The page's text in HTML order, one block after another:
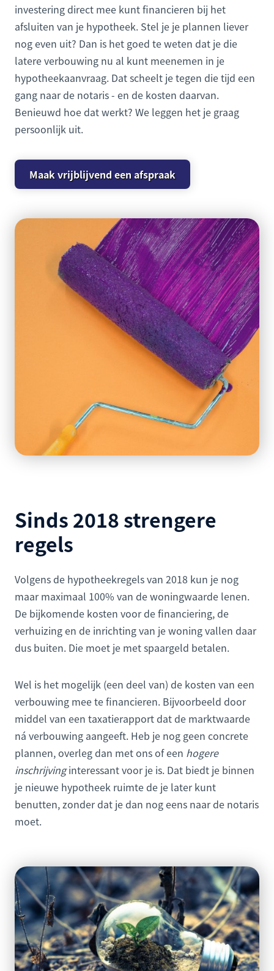
investering direct mee kunt financieren bij het
afsluiten van je hypotheek. Stel je je plannen liever
nog even uit? Dan is het goed te weten dat je die
latere verbouwing nu al kunt meenemen in je
hypotheekaanvraag. Dat scheelt je tegen die tijd een
gang naar de notaris - en de kosten daarvan.
Benieuwd hoe dat werkt? We leggen het je graag
persoonlijk uit.
Maak vrijblijvend een afspraak
Sinds 2018 strengere
regels
Volgens de hypotheekregels van 2018 kun je nog
maar maximaal 100% van de woningwaarde lenen.
De bijkomende kosten voor de financiering, de
verhuizing en de inrichting van je woning vallen daar
dus buiten. Die moet je met spaargeld betalen.
Wel is het mogelijk (een deel van) de kosten van een
verbouwing mee te financieren. Bijvoorbeeld door
middel van een taxatierapport dat de marktwaarde
ná verbouwing aangeeft. Heb je nog geen concrete
plannen, overleg dan met ons of een hogere
inschrijvinginteressant voor je is. Dat biedt je binnen
je nieuwe hypotheek ruimte de je later kunt
benutten, zonder dat je dan nog eens naar de notaris
moet.